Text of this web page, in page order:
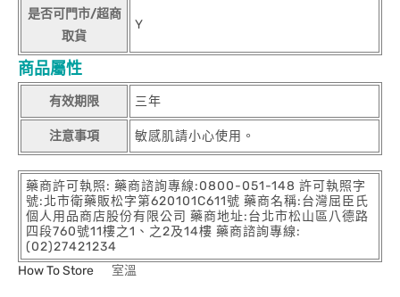
是否可門市/超商
取貨
Y
商品屬性
有效期限 三年
注意事項 敏感肌請小心使用。
藥商許可執照: 藥商諮詢專線:0800-051-148 許可執照字
號:北市衛藥販松字第620101C611號 藥商名稱:台灣屈臣氏
個人用品商店股份有限公司 藥商地址:台北市松山區八德路
四段760號11樓之1、之2及14樓 藥商諮詢專線:
(02)27421234
How To Store
室溫